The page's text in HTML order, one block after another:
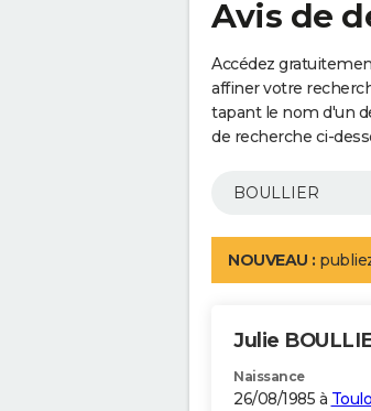
Avis de
Accédez
affiner votre
tapant le nom d'un
de recherche ci-
NOUVEAU :
Julie
Naissance
26/08/1985 à